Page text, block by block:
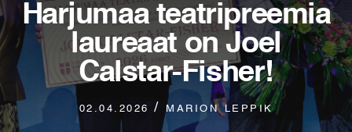
Harjumaa teatripreemia
laureaat on Joel
Calstar-Fisher!
02.04.2026 / marion leppik